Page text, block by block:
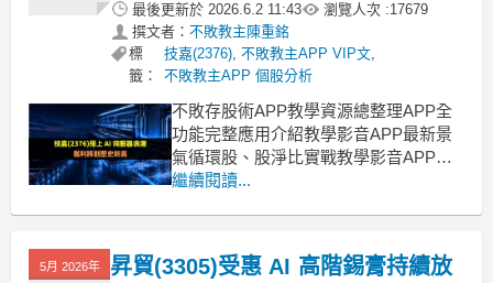
最後更新於 2026.6.2 11:43 瀏覽人次 :17679
撰文者： 不敗教主陳重銘
標
籤：
技嘉(2376), 不敗教主APP VIP文,
不敗教主APP 個股分析
不敗存股術APP教學資源總整理APP全
功能完整應用介紹教學影音APP最新景
氣循環股、股淨比實戰教學影音APP策
略選股教學【ETF比較模型教學】該存
受惠近期 Nvidia 執行長黃仁勳不斷提
及，未來每一家公司
繼續閱讀...
5月 2026年
昇貿(3305)受惠 AI 高階錫膏持續放